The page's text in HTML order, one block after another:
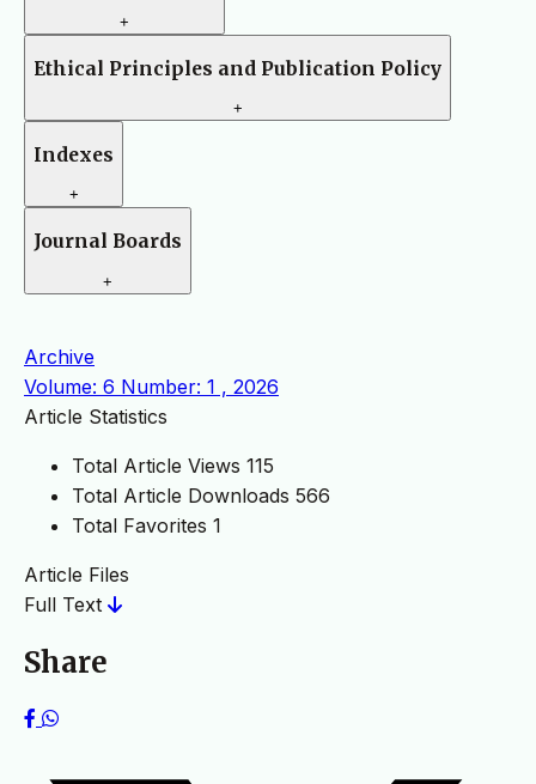
+
Ethical Principles and Publication Policy
+
Indexes
+
Journal Boards
+
Archive
Volume: 6 Number: 1 , 2026
Article Statistics
Total Article Views 115
Total Article Downloads 566
Total Favorites 1
Article Files
Full Text
Share